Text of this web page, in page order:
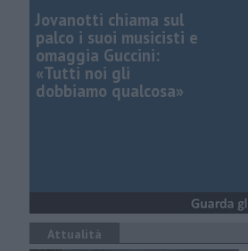
Jovanotti chiama sul
palco i suoi musicisti e
omaggia Guccini:
«Tutti noi gli
dobbiamo qualcosa»
Attualità